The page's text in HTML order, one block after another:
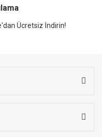
Ücretsiz İndirin!